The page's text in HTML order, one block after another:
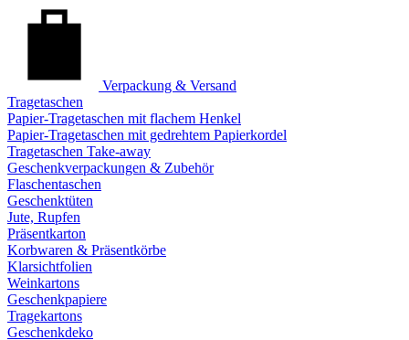
Verpackung & Versand
Tragetaschen
Papier-Tragetaschen mit flachem Henkel
Papier-Tragetaschen mit gedrehtem Papierkordel
Tragetaschen Take-away
Geschenkverpackungen & Zubehör
Flaschentaschen
Geschenktüten
Jute, Rupfen
Präsentkarton
Korbwaren & Präsentkörbe
Klarsichtfolien
Weinkartons
Geschenkpapiere
Tragekartons
Geschenkdeko